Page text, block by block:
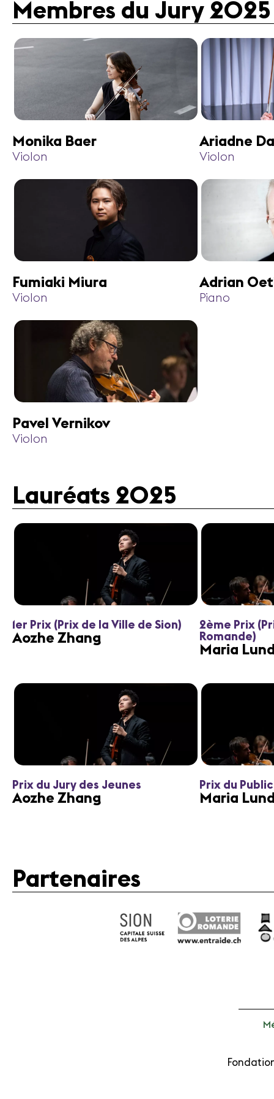
Membres du Jury 2025
Monika Baer
Violon
Ariadne
Violon
Fumiaki Miura
Violon
Adrian
Piano
Pavel Vernikov
Violon
Lauréats 2025
1er Prix (Prix de la Ville de Sion)
Aozhe Zhang
2ème Prix
Romande)
Maria
Prix du Jury des Jeunes
Aozhe Zhang
Prix du Public
Maria
Partenaires